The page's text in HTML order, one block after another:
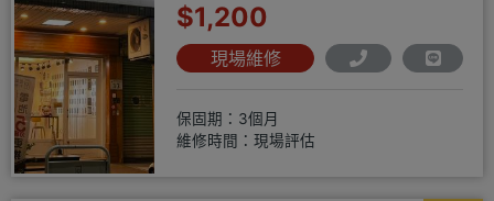
$1,200
現場維修
保固期：3個月
維修時間：現場評估